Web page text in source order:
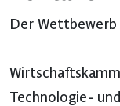
Der
Technologie-